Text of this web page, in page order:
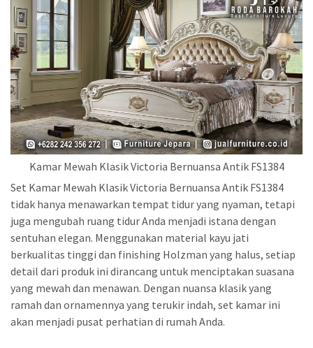
Kamar Mewah Klasik Victoria Bernuansa Antik FS1384
Set Kamar Mewah Klasik Victoria Bernuansa Antik FS1384
tidak hanya menawarkan tempat tidur yang nyaman, tetapi
juga mengubah ruang tidur Anda menjadi istana dengan
sentuhan elegan. Menggunakan material kayu jati
berkualitas tinggi dan finishing Holzman yang halus, setiap
detail dari produk ini dirancang untuk menciptakan suasana
yang mewah dan menawan. Dengan nuansa klasik yang
ramah dan ornamennya yang terukir indah, set kamar ini
akan menjadi pusat perhatian di rumah Anda.